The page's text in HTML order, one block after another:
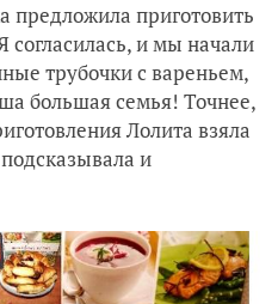
предложила приготовить
согласилась, и мы начали
трубочки с вареньем,
большая семья! Точнее,
Лолита взяла
и